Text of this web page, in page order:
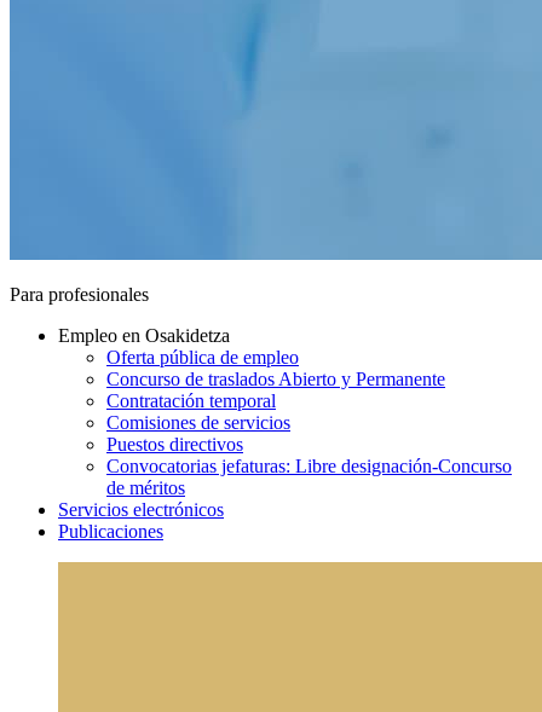
Para profesionales
Empleo en Osakidetza
Oferta pública de empleo
Concurso de traslados Abierto y Permanente
Contratación temporal
Comisiones de servicios
Puestos directivos
Convocatorias jefaturas: Libre designación-Concurso
de méritos
Servicios electrónicos
Publicaciones